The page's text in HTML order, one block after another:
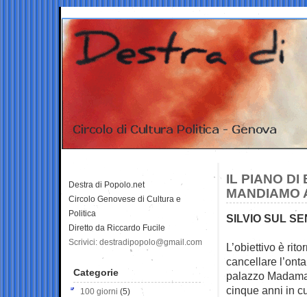
IL PIANO DI
MANDIAMO
SILVIO SUL
L’obiettivo è
cancellare
palazzo
cinque anni in
Destra di Popolo.net
Circolo Genovese di Cultura e
Politica
Diretto da Riccardo Fucile
Scrivici: destradipopolo@gmail.com
Categorie
100 giorni (5)